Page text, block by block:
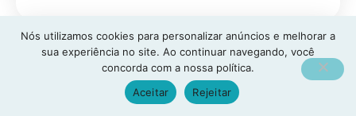
Atendimento pós-venda
Nós utilizamos cookies para personalizar anúncios e melhorar a
sua experiência no site. Ao continuar navegando, você
concorda com a nossa política.
Aceitar
Rejeitar